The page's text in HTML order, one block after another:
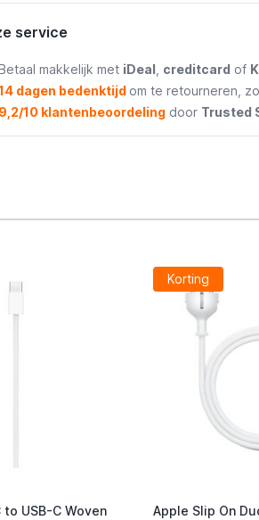
service
makkelijk met iDeal creditcard of
dagen bedenktijd om te retourneren,
9,2/10 klantenbeoordelingdoor Trusted
USB-C Woven
Korting
Apple Slip On